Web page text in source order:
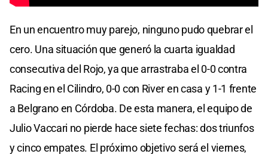
En un encuentro muy parejo, ninguno pudo quebrar el
cero. Una situación que generó la cuarta igualdad
consecutiva del Rojo, ya que arrastraba el 0-0 contra
Racing en el Cilindro, 0-0 con River en casa y 1-1 frente
a Belgrano en Córdoba. De esta manera, el equipo de
Julio Vaccari no pierde hace siete fechas: dos triunfos
y cinco empates. El próximo objetivo será el viernes,